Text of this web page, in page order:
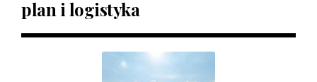
plan i logistyka